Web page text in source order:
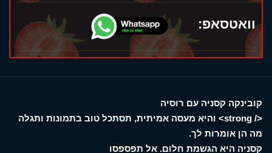
וואטסאפ:
קובינקה קסניה עם רוסיה
</ strong> והיא מעסה אמיתית, תסתכל טוב בתמונות ותגלה
מה הן אומרות לך.
קסניה היא הגשמת חלום. אל תפספסו